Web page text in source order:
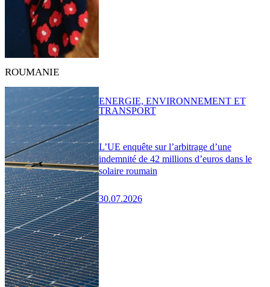
ROUMANIE
L’UE enquête sur l’arbitrage d’une
indemnité de 42 millions d’euros dans le
solaire roumain
30.07.2026
ENERGIE, ENVIRONNEMENT ET
TRANSPORT